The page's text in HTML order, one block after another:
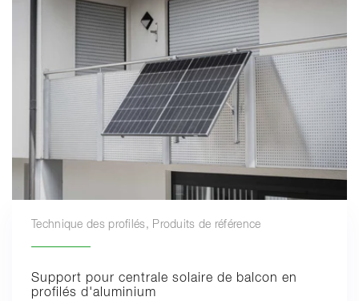
Technique des profilés, Produits de référence
Support pour centrale solaire de balcon en
profilés d'aluminium